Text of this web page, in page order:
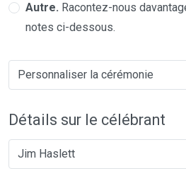
Autre. Racontez-nous
notes ci-dessous.
Détails sur le célébrant
Jim Haslett